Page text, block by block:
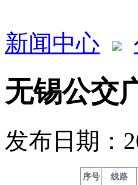
新闻中心
无锡公交
发布日期：
序号
线路